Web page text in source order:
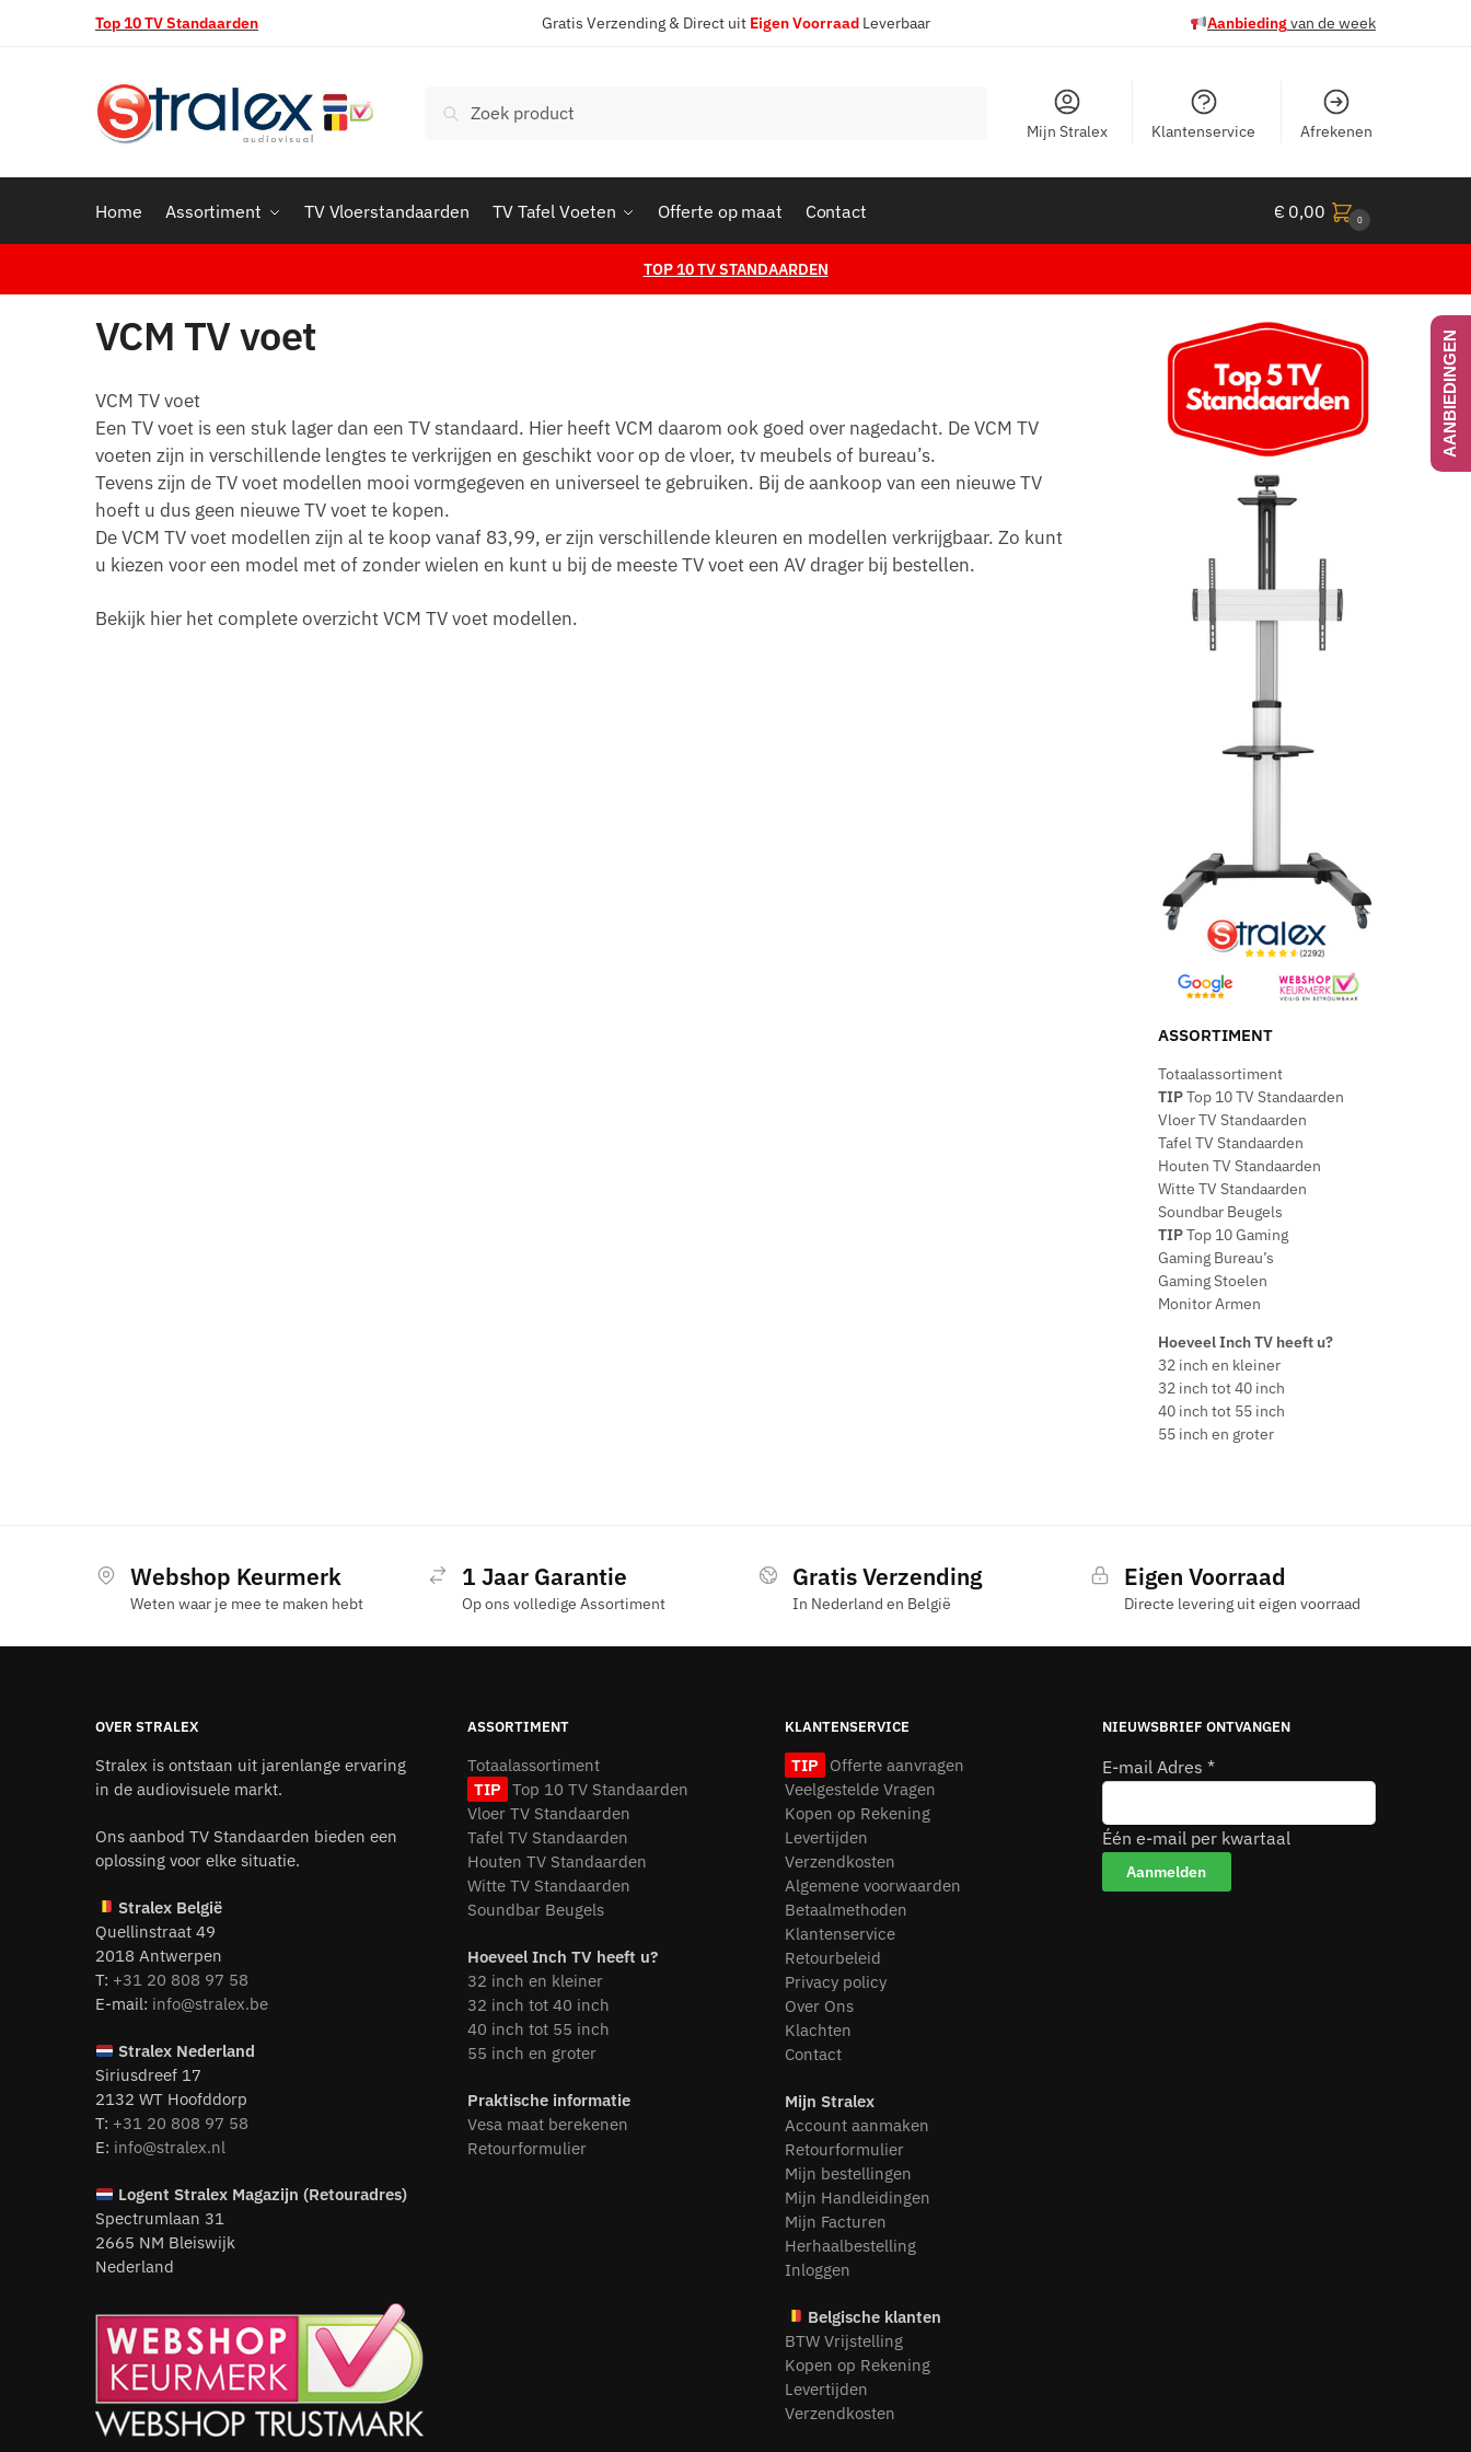
Top 10 TV Standaarden Gratis Verzending & Direct uit Eigen VoorraadLeverbaar Aanbiedingvan de week
naar:
Zoeken
Mijn Stralex Klantenservice Afrekenen
Home Assortiment TV Vloerstandaarden TV Tafel Voeten Offerte op maat Contact € 0,00 0
TOP 10 TV STANDAARDEN
VCM TV voet
VCM TV voet
Een TV voet is een stuk lager dan een TV standaard. Hier heeft VCM daarom ook goed over nagedacht. De VCM TV
voeten zijn in verschillende lengtes te verkrijgen en geschikt voor op de vloer, tv meubels of bureau’s.
Tevens zijn de TV voet modellen mooi vormgegeven en universeel te gebruiken. Bij de aankoop van een nieuwe TV
hoeft u dus geen nieuwe TV voet te kopen.
De VCM TV voet modellen zijn al te koop vanaf 83,99, er zijn verschillende kleuren en modellen verkrijgbaar. Zo kunt
u kiezen voor een model met of zonder wielen en kunt u bij de meeste TV voet een AV drager bij bestellen.
Bekijk hier het complete overzicht VCM TV voet modellen.
ASSORTIMENT
Totaalassortiment
TIPTop 10 TV Standaarden
Vloer TV Standaarden
Tafel TV Standaarden
Houten TV Standaarden
Witte TV Standaarden
Soundbar Beugels
TIPTop 10 Gaming
Gaming Bureau’s
Gaming Stoelen
Monitor Armen
Hoeveel Inch TV heeft u?
32 inch en kleiner
32 inch tot 40 inch
40 inch tot 55 inch
55 inch en groter
Webshop Keurmerk
Weten waar je mee te maken hebt
1 Jaar Garantie
Op ons volledige Assortiment
Gratis Verzending
In Nederland en België
Eigen Voorraad
Directe levering uit eigen voorraad
OVER STRALEX
Stralex is ontstaan uit jarenlange ervaring
in de audiovisuele markt.
Ons aanbod TV Standaarden bieden een
oplossing voor elke situatie.
Stralex België
Quellinstraat 49
2018 Antwerpen
T: +31 20 808 97 58
E-mail: info@stralex.be
Stralex Nederland
Siriusdreef 17
2132 WT Hoofddorp
T: +31 20 808 97 58
E: info@stralex.nl
LogentStralex Magazijn (Retouradres)
Spectrumlaan 31
2665 NM Bleiswijk
Nederland
ASSORTIMENT
Totaalassortiment
TIP Top 10 TV Standaarden
Vloer TV Standaarden
Tafel TV Standaarden
Houten TV Standaarden
Witte TV Standaarden
Soundbar Beugels
Hoeveel Inch TV heeft u?
32 inch en kleiner
32 inch tot 40 inch
40 inch tot 55 inch
55 inch en groter
Praktische informatie
Vesa maat berekenen
Retourformulier
KLANTENSERVICE
TIP
Offerte aanvragen
Veelgestelde Vragen
Kopen op Rekening
Levertijden
Verzendkosten
Algemene voorwaarden
Betaalmethoden
Klantenservice
Retourbeleid
Privacy policy
Over Ons
Klachten
Contact
Mijn Stralex
Account aanmaken
Retourformulier
Mijn bestellingen
Mijn Handleidingen
Mijn Facturen
Herhaalbestelling
Inloggen
Belgische klanten
BTW Vrijstelling
Kopen op Rekening
Levertijden
Verzendkosten
NIEUWSBRIEF ONTVANGEN
E-mail Adres *
Één e-mail per kwartaal
AANBIEDINGEN